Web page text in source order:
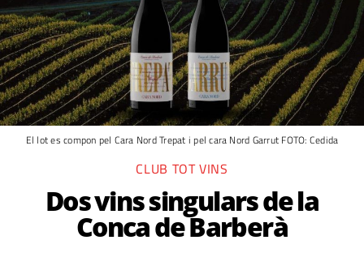
El lot es compon pel Cara Nord Trepat i pel cara Nord Garrut FOTO: Cedida
CLUB TOT VINS
Dos vins singulars de la
Conca de Barberà